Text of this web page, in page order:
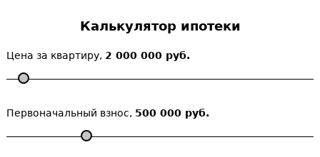
Калькулятор ипотеки
Цена за квартиру, 2 000 000 руб.
Первоначальный взнос, 500 000 руб.